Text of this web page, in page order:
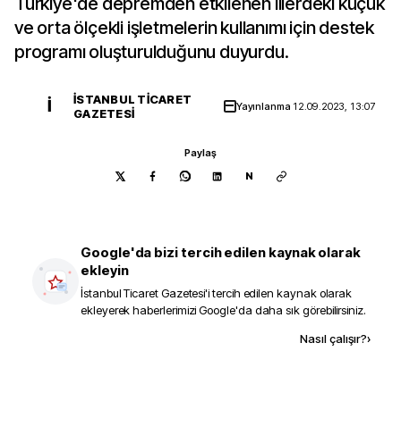
ve orta ölçekli işletmelerin kullanımı için destek
programı oluşturulduğunu duyurdu.
İ
İSTANBUL TICARET
GAZETESI
Yayınlanma 12.09.2023, 13:07
Paylaş
N
Google'da bizi tercih edilen kaynak olarak
ekleyin
İstanbul Ticaret Gazetesi'i tercih edilen kaynak olarak
ekleyerek haberlerimizi Google'da daha sık görebilirsiniz.
Nasıl çalışır?›